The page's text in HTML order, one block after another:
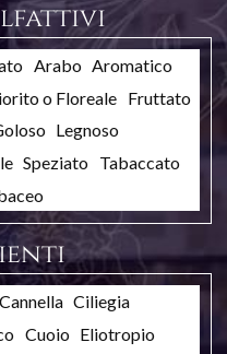
Arabo Aromatico
o Floreale Fruttato
Legnoso
Speziato Tabaccato
Cannella Ciliegia
Cuoio Eliotropio